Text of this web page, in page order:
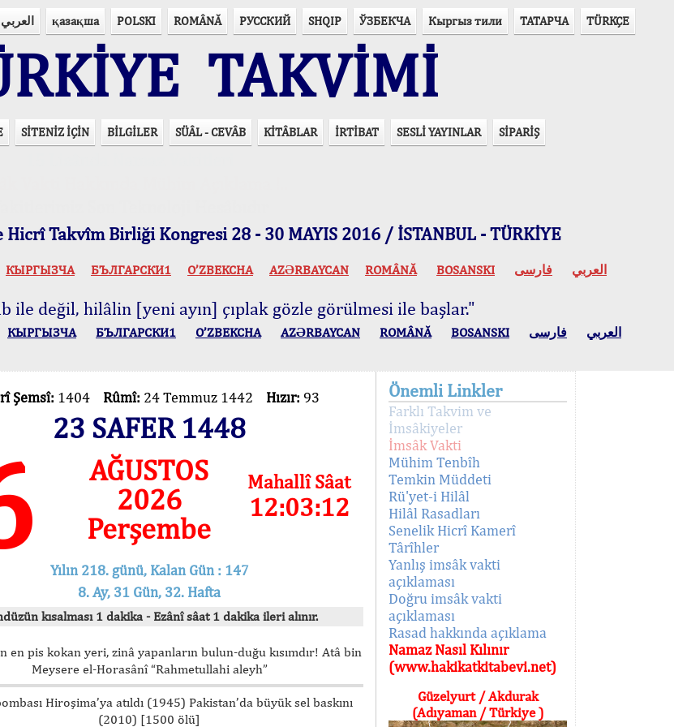
العربي қазақша POLSKI ROMÂNĂ РУССКИЙ SHQIP ЎЗБЕКЧА Кыргыз тили ТАТАРЧА TÜRKÇE
TAKVİMİ
SİTENİZ İÇİN BİLGİLER SÜÂL - CEVÂB KİTÂBLAR İRTİBAT SESLİ YAYINLAR SİPARİŞ
Hicrî Takvîm Birliği Kongresi 28 - 30 MAYIS 2016 / İSTANBUL - TÜRKİYE
КЫPГЫЗЧA БЪЛГАРСКИ1 O’ZBEKCHA AZӘRBAYCAN ROMÂNĂ BOSANSKI العربي فارسی
ile değil, hilâlin [yeni ayın] çıplak gözle görülmesi ile başlar."
КЫPГЫЗЧA БЪЛГАРСКИ1 O’ZBEKCHA AZӘRBAYCAN ROMÂNĂ BOSANSKI العربي فارسی
Şemsî: 1404 Rûmî: 24 Temmuz 1442 Hızır: 93
23 SAFER 1448
AĞUSTOS
2026
Perşembe
Mahallî Sâat
12:03:12
Yılın 218. günü, Kalan Gün : 147
8. Ay, 31 Gün, 32. Hafta
kısalması 1 dakika - Ezânî sâat 1 dakika ileri alınır.
en pis kokan yeri, zinâ yapanların bulun-duğu kısımdır! Atâ bin
Meysere el-Horasânî “Rahmetullahi aleyh”
Hiroşima’ya atıldı (1945) Pakistan’da büyük sel baskını
(2010) [1500 ölü]
Önemli Linkler
Farklı Takvim ve
İmsâkiyeler
İmsâk Vakti
Mühim Tenbîh
Temkin Müddeti
Rü'yet-i Hilâl
Hilâl Rasadları
Senelik Hicrî Kamerî
Târîhler
Yanlış imsâk vakti
açıklaması
Doğru imsâk vakti
açıklaması
Rasad hakkında açıklama
Namaz Nasıl Kılınır
(www.hakikatkitabevi.net)
Güzelyurt / Akdurak
(Adıyaman / Türkiye )